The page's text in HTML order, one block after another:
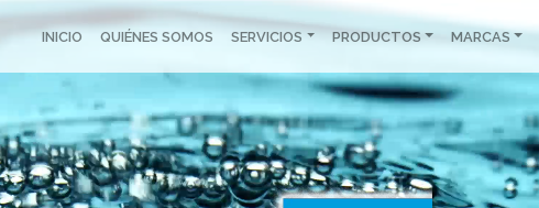
INICIO QUIÉNES SOMOS SERVICIOS PRODUCTOS MARCAS